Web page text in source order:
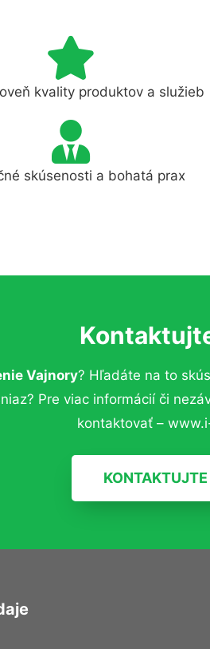
kvality produktov a služieb
skúsenosti a bohatá prax
Vajnory? Hľadáte na to
Pre viac informácií či
kontaktovať –